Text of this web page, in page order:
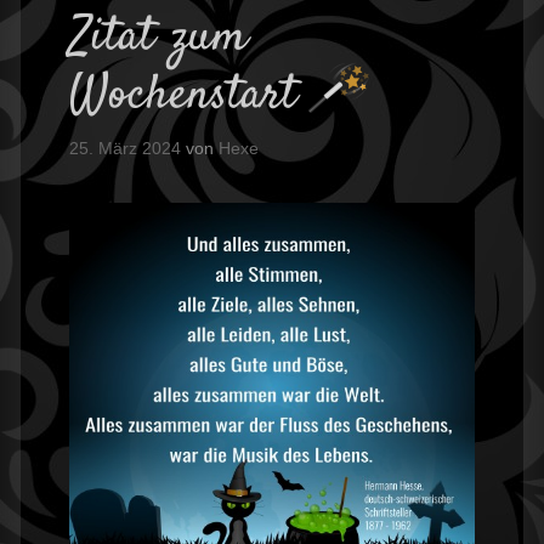
Zitat zum
Wochenstart
25. März 2024 vonHexe